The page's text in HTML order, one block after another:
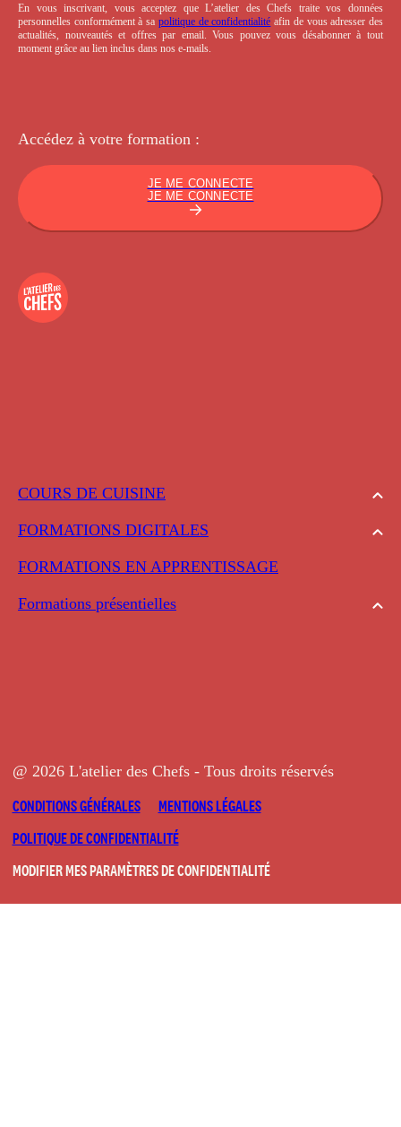
COURS DE CUISINE
FORMATIONS DIGITALES
FORMATIONS EN APPRENTISSAGE
Formations présentielles
En vous inscrivant, vous acceptez que L’atelier des Chefs traite vos données
personnelles conformément à sa politique de confidentialité afin de vous adresser des
actualités, nouveautés et offres par email. Vous pouvez vous désabonner à tout
moment grâce au lien inclus dans nos e-mails.
Accédez à votre formation :
JE ME CONNECTE
JE ME CONNECTE
@ 2026 L'atelier des Chefs - Tous droits réservés
CONDITIONS GÉNÉRALES
MENTIONS LÉGALES
POLITIQUE DE CONFIDENTIALITÉ
MODIFIER MES PARAMÈTRES DE CONFIDENTIALITÉ